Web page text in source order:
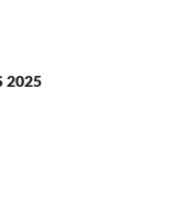
2025